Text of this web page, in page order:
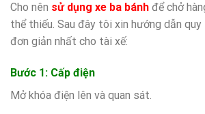
Cho nên sử dụng xe ba bánh để chở
thể thiếu. Sau đây tôi xin hướng dẫn quy
đơn giản nhất cho tài xế:
Bước 1: Cấp điện
Mở khóa điện lên và quan sát.